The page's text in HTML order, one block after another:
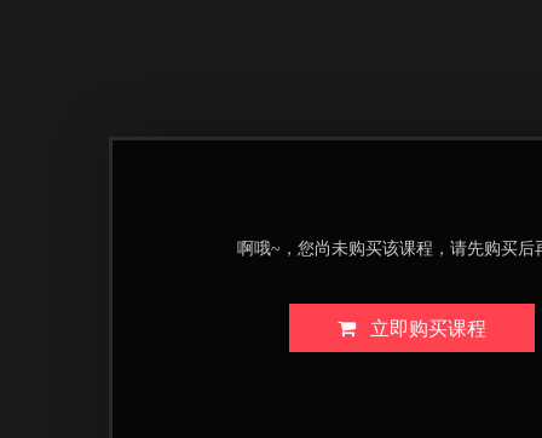
啊哦~，您尚未购买该课程，请先购买后
立即购买课程